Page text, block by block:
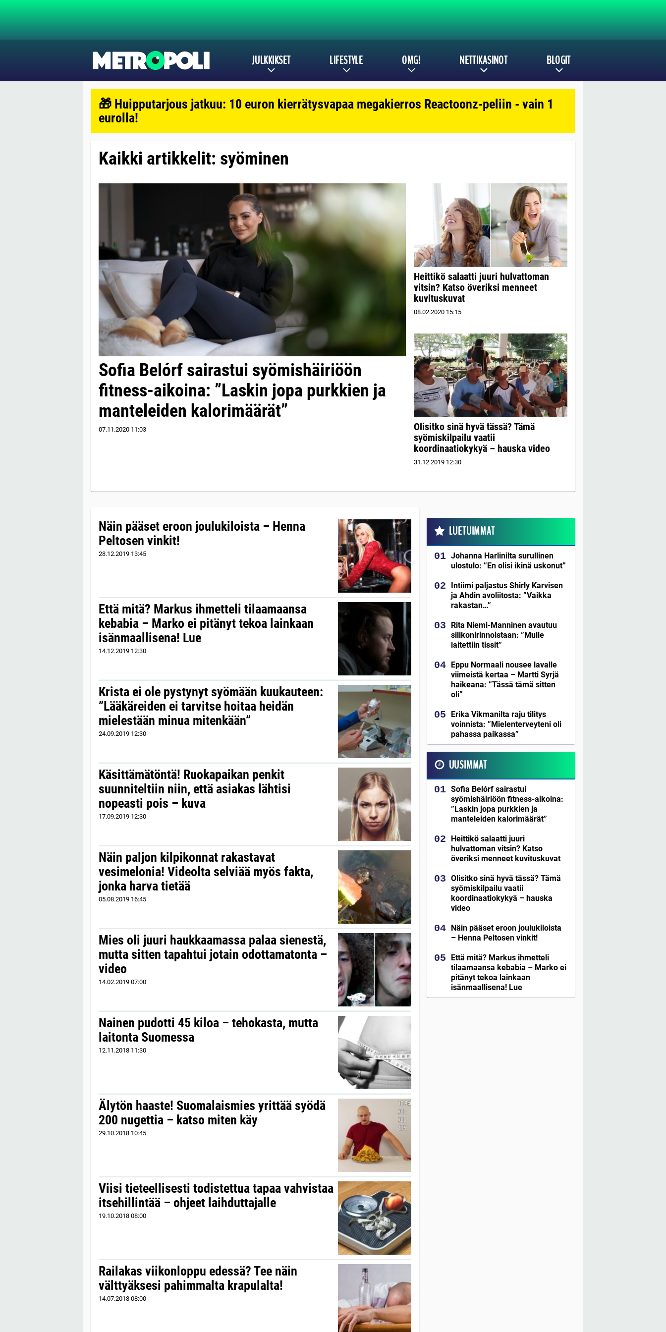
JULKKIKSET LIFESTYLE OMG! NETTIKASINOT BLOGIT
🎁 Huipputarjous jatkuu: 10 euron kierrätysvapaa megakierros Reactoonz-peliin - vain 1
eurolla!
Kaikki artikkelit: syöminen
Sofia Belórf sairastui syömishäiriöön
fitness-aikoina: ”Laskin jopa purkkien ja
manteleiden kalorimäärät”
07.11.2020 11:03
Heittikö salaatti juuri hulvattoman
vitsin? Katso överiksi menneet
kuvituskuvat
08.02.2020 15:15
Olisitko sinä hyvä tässä? Tämä
syömiskilpailu vaatii
koordinaatiokykyä – hauska video
31.12.2019 12:30
Näin pääset eroon joulukiloista – Henna
Peltosen vinkit!
28.12.2019 13:45
Että mitä? Markus ihmetteli tilaamaansa
kebabia – Marko ei pitänyt tekoa lainkaan
isänmaallisena! Lue
14.12.2019 12:30
Krista ei ole pystynyt syömään kuukauteen:
”Lääkäreiden ei tarvitse hoitaa heidän
mielestään minua mitenkään”
24.09.2019 12:30
Käsittämätöntä! Ruokapaikan penkit
suunniteltiin niin, että asiakas lähtisi
nopeasti pois – kuva
17.09.2019 12:30
Näin paljon kilpikonnat rakastavat
vesimelonia! Videolta selviää myös fakta,
jonka harva tietää
05.08.2019 16:45
Mies oli juuri haukkaamassa palaa sienestä,
mutta sitten tapahtui jotain odottamatonta –
video
14.02.2019 07:00
Nainen pudotti 45 kiloa – tehokasta, mutta
laitonta Suomessa
12.11.2018 11:30
Älytön haaste! Suomalaismies yrittää syödä
200 nugettia – katso miten käy
29.10.2018 10:45
Viisi tieteellisesti todistettua tapaa vahvistaa
itsehillintää – ohjeet laihduttajalle
19.10.2018 08:00
Railakas viikonloppu edessä? Tee näin
välttyäksesi pahimmalta krapulalta!
14.07.2018 08:00
LUETUIMMAT
Johanna Harlinilta surullinen
ulostulo: ”En olisi ikinä uskonut”
Intiimi paljastus Shirly Karvisen
ja Ahdin avoliitosta: ”Vaikka
rakastan…”
Rita Niemi-Manninen avautuu
silikonirinnoistaan: ”Mulle
laitettiin tissit”
Eppu Normaali nousee lavalle
viimeistä kertaa – Martti Syrjä
haikeana: ”Tässä tämä sitten
oli”
Erika Vikmanilta raju tilitys
voinnista: ”Mielenterveyteni oli
pahassa paikassa”
UUSIMMAT
Sofia Belórf sairastui
syömishäiriöön fitness-aikoina:
”Laskin jopa purkkien ja
manteleiden kalorimäärät”
Heittikö salaatti juuri
hulvattoman vitsin? Katso
överiksi menneet kuvituskuvat
Olisitko sinä hyvä tässä? Tämä
syömiskilpailu vaatii
koordinaatiokykyä – hauska
video
Näin pääset eroon joulukiloista
– Henna Peltosen vinkit!
Että mitä? Markus ihmetteli
tilaamaansa kebabia – Marko ei
pitänyt tekoa lainkaan
isänmaallisena! Lue